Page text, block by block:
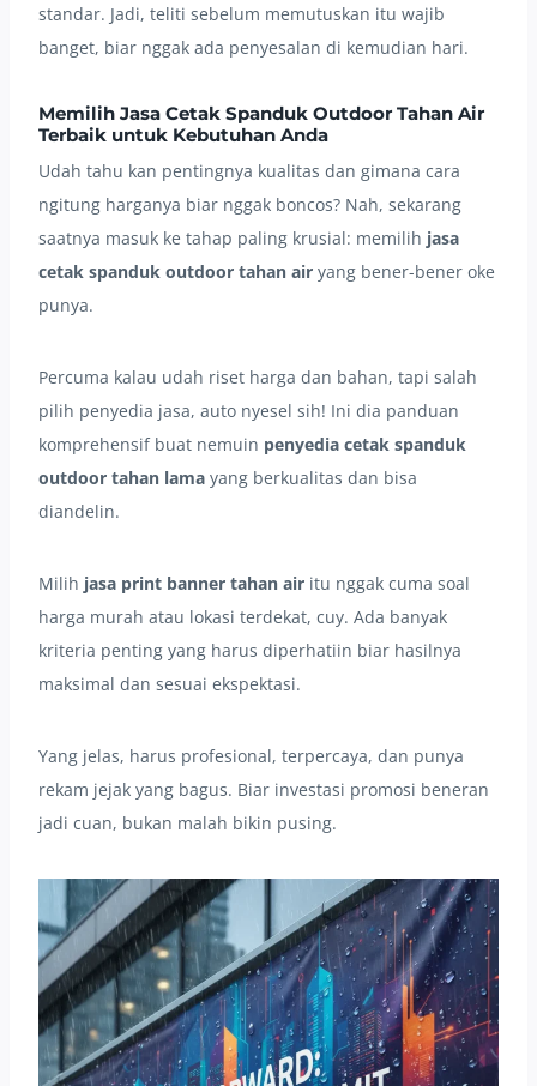
standar. Jadi, teliti sebelum memutuskan itu wajib
banget, biar nggak ada penyesalan di kemudian hari.
Memilih Jasa Cetak Spanduk Outdoor Tahan Air
Terbaik untuk Kebutuhan Anda
Udah tahu kan pentingnya kualitas dan gimana cara
ngitung harganya biar nggak boncos? Nah, sekarang
saatnya masuk ke tahap paling krusial: memilih jasa
cetak spanduk outdoor tahan air yang bener-bener oke
punya.
Percuma kalau udah riset harga dan bahan, tapi salah
pilih penyedia jasa, auto nyesel sih! Ini dia panduan
komprehensif buat nemuin penyedia cetak spanduk
outdoor tahan lama yang berkualitas dan bisa
diandelin.
Milih jasa print banner tahan air itu nggak cuma soal
harga murah atau lokasi terdekat, cuy. Ada banyak
kriteria penting yang harus diperhatiin biar hasilnya
maksimal dan sesuai ekspektasi.
Yang jelas, harus profesional, terpercaya, dan punya
rekam jejak yang bagus. Biar investasi promosi beneran
jadi cuan, bukan malah bikin pusing.